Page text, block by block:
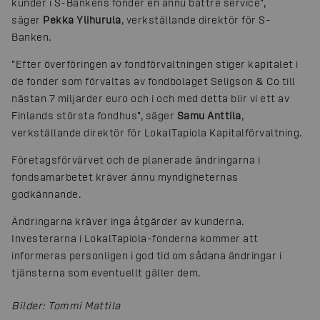
säger Pekka Ylihurula, verkställande direktör för S-
Banken.
”Efter överföringen av fondförvaltningen stiger kapitalet i
de fonder som förvaltas av fondbolaget Seligson & Co till
nästan 7 miljarder euro och i och med detta blir vi ett av
Finlands största fondhus”, säger Samu Anttila,
verkställande direktör för LokalTapiola Kapitalförvaltning.
Företagsförvärvet och de planerade ändringarna i
fondsamarbetet kräver ännu myndigheternas
godkännande.
Ändringarna kräver inga åtgärder av kunderna.
Investerarna i LokalTapiola-fonderna kommer att
informeras personligen i god tid om sådana ändringar i
tjänsterna som eventuellt gäller dem.
Bilder: Tommi Mattila